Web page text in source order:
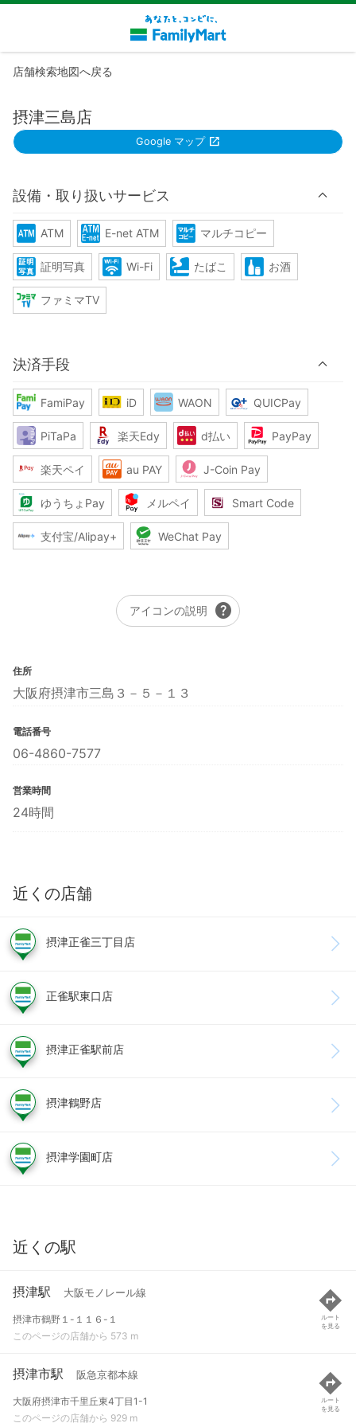
店舗検索地図へ戻る
摂津三島店
Google マップ
設備・取り扱いサービス
ATM E-net ATM マルチコピー
証明写真 Wi-Fi たばこ お酒
ファミマTV
決済手段
FamiPay iD WAON QUICPay
PiTaPa 楽天Edy d払い PayPay
楽天ペイ au PAY J-Coin Pay
ゆうちょPay メルペイ Smart Code
支付宝/Alipay+ WeChat Pay
アイコンの説明 help
住所
大阪府摂津市三島３－５－１３
電話番号
06-4860-7577
営業時間
24時間
近くの店舗
摂津正雀三丁目店
正雀駅東口店
摂津正雀駅前店
摂津鶴野店
摂津学園町店
近くの駅
摂津駅 大阪モノレール線
摂津市鶴野１-１１６-１
このページの店舗から 573 m
ルート
を見る
摂津市駅 阪急京都本線
大阪府摂津市千里丘東4丁目1-1
このページの店舗から 929 m
ルート
を見る